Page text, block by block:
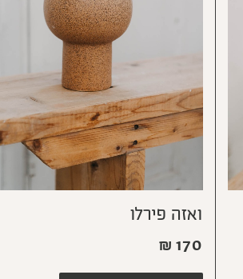
ואזה פירלו
₪ 170